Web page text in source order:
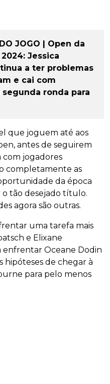
JOGO | Open da
Jessica
a ter problemas
e cai com
ronda para
que joguem até aos
antes de seguirem
jogadores
completamente as
da época
tão desejado título.
agora são outras.
uma tarefa mais
e Elixane
enfrentar Oceane Dodin
hipóteses de chegar à
para pelo menos